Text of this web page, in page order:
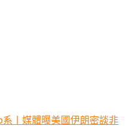
丨媒體曝美國伊朗密談非